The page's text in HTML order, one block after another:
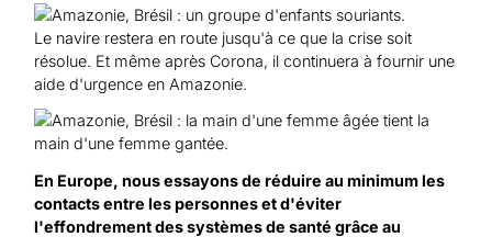
Le navire restera en route jusqu'à ce que la crise soit
résolue. Et même après Corona, il continuera à fournir une
aide d'urgence en Amazonie.
En Europe, nous essayons de réduire au minimum les
contacts entre les personnes et d'éviter
l'effondrement des systèmes de santé grâce au